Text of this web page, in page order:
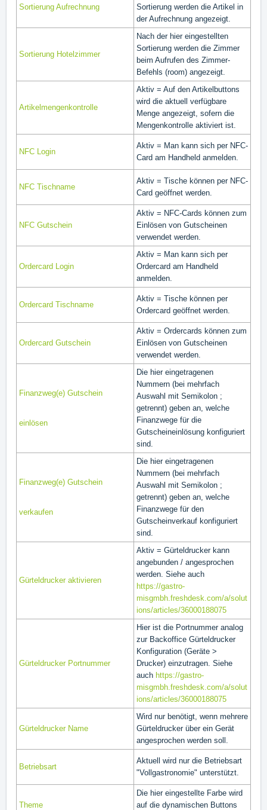
Sortierung Aufrechnung
Sortierung werden die Artikel in
der Aufrechnung angezeigt.
Sortierung Hotelzimmer
Nach der hier eingestellten
Sortierung werden die Zimmer
beim Aufrufen des Zimmer-
Befehls (room) angezeigt.
Artikelmengenkontrolle
Aktiv = Auf den Artikelbuttons
wird die aktuell verfügbare
Menge angezeigt, sofern die
Mengenkontrolle aktiviert ist.
NFC Login
Aktiv = Man kann sich per NFC-
Card am Handheld anmelden.
NFC Tischname
Aktiv = Tische können per NFC-
Card geöffnet werden.
NFC Gutschein
Aktiv = NFC-Cards können zum
Einlösen von Gutscheinen
verwendet werden.
Ordercard Login
Aktiv = Man kann sich per
Ordercard am Handheld
anmelden.
Ordercard Tischname
Aktiv = Tische können per
Ordercard geöffnet werden.
Ordercard Gutschein
Aktiv = Ordercards können zum
Einlösen von Gutscheinen
verwendet werden.
Finanzweg(e) Gutschein
einlösen
Die hier eingetragenen
Nummern (bei mehrfach
Auswahl mit Semikolon ;
getrennt) geben an, welche
Finanzwege für die
Gutscheineinlösung konfiguriert
sind.
Finanzweg(e) Gutschein
verkaufen
Die hier eingetragenen
Nummern (bei mehrfach
Auswahl mit Semikolon ;
getrennt) geben an, welche
Finanzwege für den
Gutscheinverkauf konfiguriert
sind.
Gürteldrucker aktivieren
Aktiv = Gürteldrucker kann
angebunden / angesprochen
werden. Siehe auch
https://gastro-
misgmbh.freshdesk.com/a/solut
ions/articles/36000188075
Gürteldrucker Portnummer
Hier ist die Portnummer analog
zur Backoffice Gürteldrucker
Konfiguration (Geräte >
Drucker) einzutragen. Siehe
auch https://gastro-
misgmbh.freshdesk.com/a/solut
ions/articles/36000188075
Gürteldrucker Name
Wird nur benötigt, wenn mehrere
Gürteldrucker über ein Gerät
angesprochen werden soll.
Betriebsart
Aktuell wird nur die Betriebsart
"Vollgastronomie" unterstützt.
Theme
Die hier eingestellte Farbe wird
auf die dynamischen Buttons